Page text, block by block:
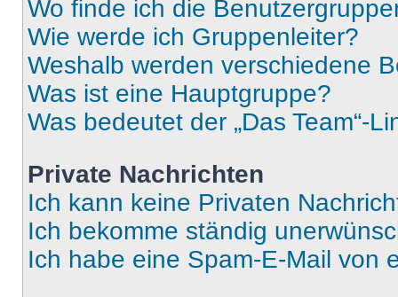
Wo finde ich die
Wie werde ich Gruppenleiter?
Weshalb werden verschiedene
Was ist eine Hauptgruppe?
Was bedeutet der „Das Team“-
Private Nachrichten
Ich kann keine Privaten
Ich bekomme ständig
Ich habe eine Spam-E-Mail von